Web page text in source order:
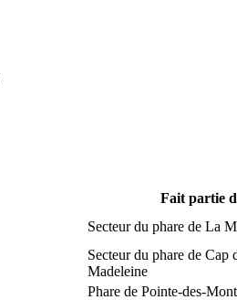
Fait partie
Secteur du phare de La
Secteur du phare de Cap
Madeleine
Phare de Pointe-des-